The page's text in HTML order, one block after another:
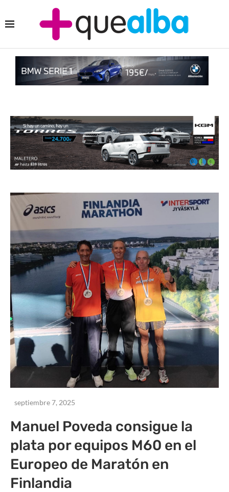
septiembre 7, 2025
Manuel Poveda consigue la
plata por equipos M60 en el
Europeo de Maratón en
Finlandia